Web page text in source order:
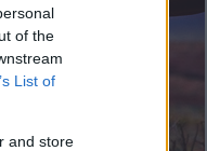
of the
List of
and store